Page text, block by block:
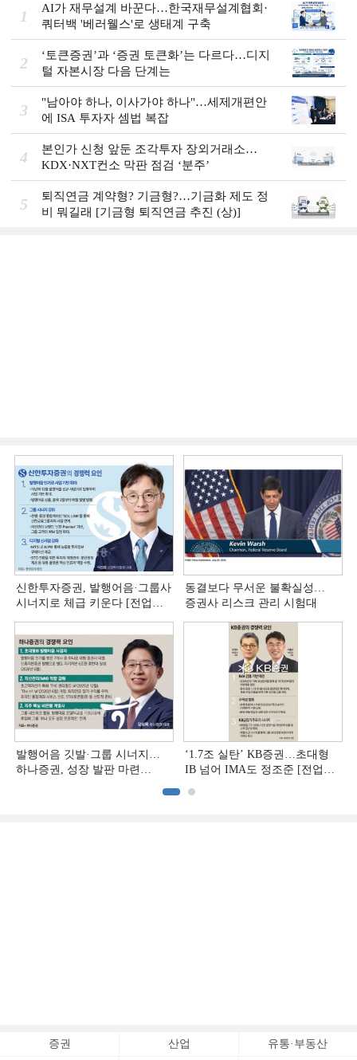
1
AI가 재무설계 바꾼다…한국재무설계협회·
쿼터백 '베러웰스'로 생태계 구축
2
‘토큰증권’과 ‘증권 토큰화’는 다르다…디지
털 자본시장 다음 단계는
3
"남아야 하나, 이사가야 하나"…세제개편안
에 ISA 투자자 셈법 복잡
4
본인가 신청 앞둔 조각투자 장외거래소…
KDX·NXT컨소 막판 점검 ‘분주’
5
퇴직연금 계약형? 기금형?…기금화 제도 정
비 뭐길래 [기금형 퇴직연금 추진 (상)]
신한투자증권, 발행어음·그룹사
시너지로 체급 키운다 [전업계
동결보다 무서운 불확실성…
증권사 리스크 관리 시험대
발행어음 깃발·그룹 시너지…
하나증권, 성장 발판 마련
‘1.7조 실탄’ KB증권…초대형
IB 넘어 IMA도 정조준 [전업계
증권 산업 유통·부동산